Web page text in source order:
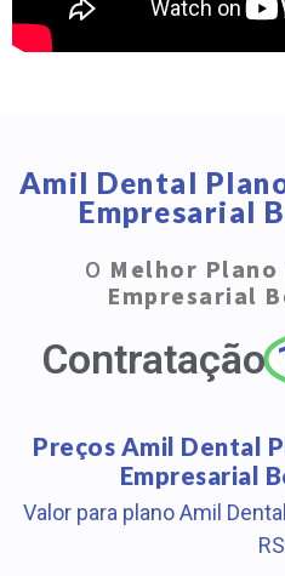
Amil Dental
Empresarial
O Melhor
Empresarial
Contratação
Preços Amil Dental
Empresarial
Valor para plano Amil
RS